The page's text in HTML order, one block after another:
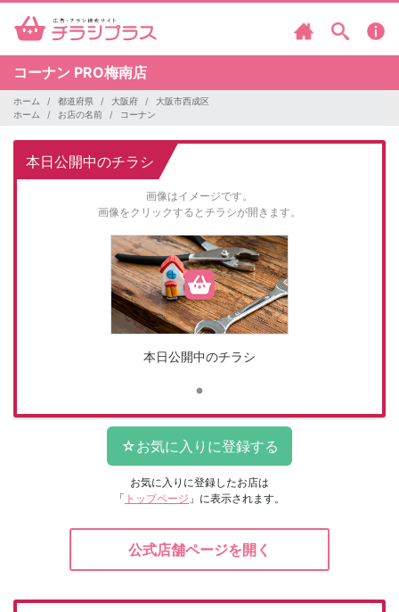
コーナン PRO梅南店
ホーム 都道府県 大阪府
大阪市西成区
ホーム
お店の名前 コーナン
本日公開中のチラシ
画像はイメージです。
画像をクリックするとチラシが開きます。
本日公開中のチラシ
お気に入りに登録したお店は
「 トップページ 」に表示されます。
公式店舗ページを開く